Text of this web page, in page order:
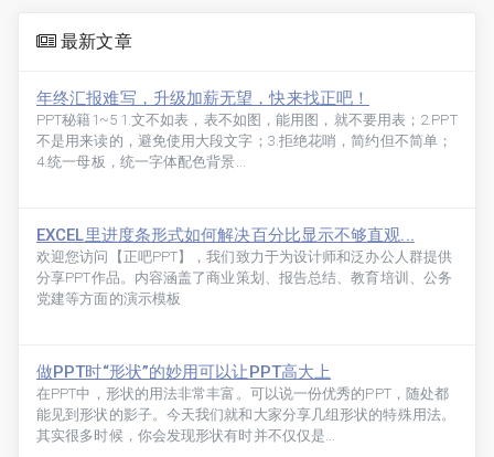
最新文章
年终汇报难写，升级加薪无望，快来找正吧！
PPT秘籍1~5 1.文不如表，表不如图，能用图，就不要用表；2.PPT
不是用来读的，避免使用大段文字；3.拒绝花哨，简约但不简单；
4.统一母板，统一字体配色背景...
EXCEL里进度条形式如何解决百分比显示不够直观...
欢迎您访问【正吧PPT】，我们致力于为设计师和泛办公人群提供
分享PPT作品。内容涵盖了商业策划、报告总结、教育培训、公务
党建等方面的演示模板
做PPT时“形状”的妙用可以让PPT高大上
在PPT中，形状的用法非常丰富。可以说一份优秀的PPT，随处都
能见到形状的影子。今天我们就和大家分享几组形状的特殊用法。
其实很多时候，你会发现形状有时并不仅仅是...